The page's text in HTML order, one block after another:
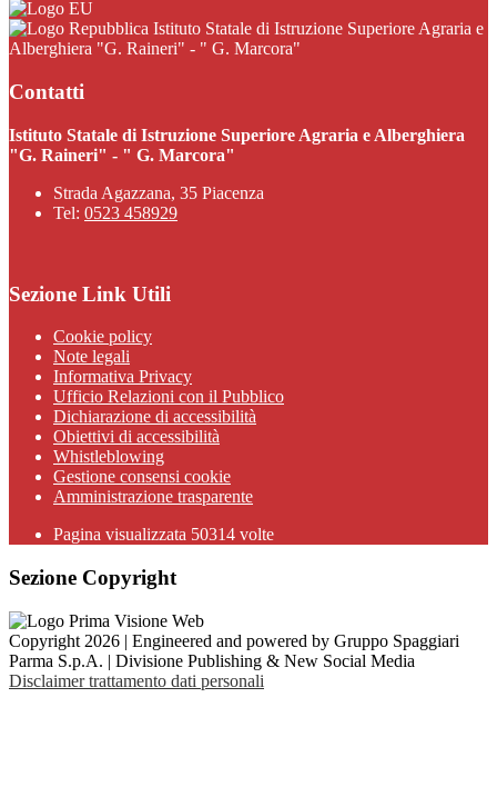
Istituto Statale di Istruzione Superiore Agraria e
Alberghiera "G. Raineri" - " G. Marcora"
Contatti
Istituto Statale di Istruzione Superiore Agraria e Alberghiera
"G. Raineri" - " G. Marcora"
Strada Agazzana, 35 Piacenza
Tel: 0523 458929
Sezione Link Utili
Cookie policy
Note legali
Informativa Privacy
Ufficio Relazioni con il Pubblico
Dichiarazione di accessibilità
Obiettivi di accessibilità
Whistleblowing
Gestione consensi cookie
Amministrazione trasparente
Pagina visualizzata 50314 volte
Sezione Copyright
Copyright 2026 | Engineered and powered by Gruppo Spaggiari
Parma S.p.A. | Divisione Publishing & New Social Media
Disclaimer trattamento dati personali